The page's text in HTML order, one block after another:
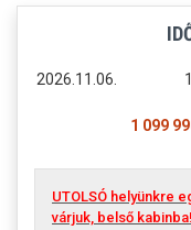
2026.11.06.
1 099
UTOLSÓ helyünkre
várjuk, belső kabinba!